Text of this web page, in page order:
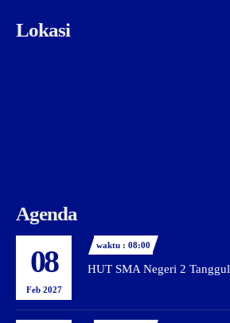
Lokasi
Agenda
08
Feb 2027
waktu : 08:00
HUT SMA Negeri 2 Tanggul